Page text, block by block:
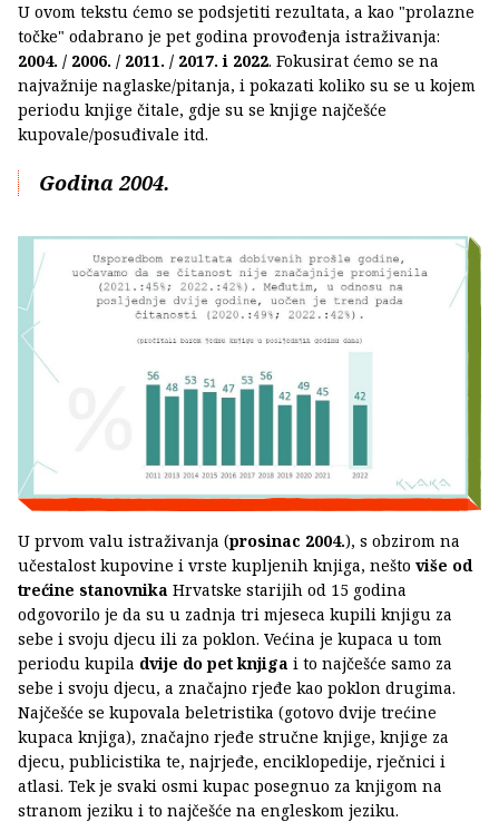
U ovom tekstu ćemo se podsjetiti rezultata, a kao "prolazne
točke" odabrano je pet godina provođenja istraživanja:
2004. / 2006. / 2011. / 2017. i 2022. Fokusirat ćemo se na
najvažnije naglaske/pitanja, i pokazati koliko su se u kojem
periodu knjige čitale, gdje su se knjige najčešće
kupovale/posuđivale itd.
Godina 2004.
U prvom valu istraživanja (prosinac 2004.), s obzirom na
učestalost kupovine i vrste kupljenih knjiga, nešto više od
trećine stanovnika Hrvatske starijih od 15 godina
odgovorilo je da su u zadnja tri mjeseca kupili knjigu za
sebe i svoju djecu ili za poklon. Većina je kupaca u tom
periodu kupila dvije do pet knjiga i to najčešće samo za
sebe i svoju djecu, a značajno rjeđe kao poklon drugima.
Najčešće se kupovala beletristika (gotovo dvije trećine
kupaca knjiga), značajno rjeđe stručne knjige, knjige za
djecu, publicistika te, najrjeđe, enciklopedije, rječnici i
atlasi. Tek je svaki osmi kupac posegnuo za knjigom na
stranom jeziku i to najčešće na engleskom jeziku.